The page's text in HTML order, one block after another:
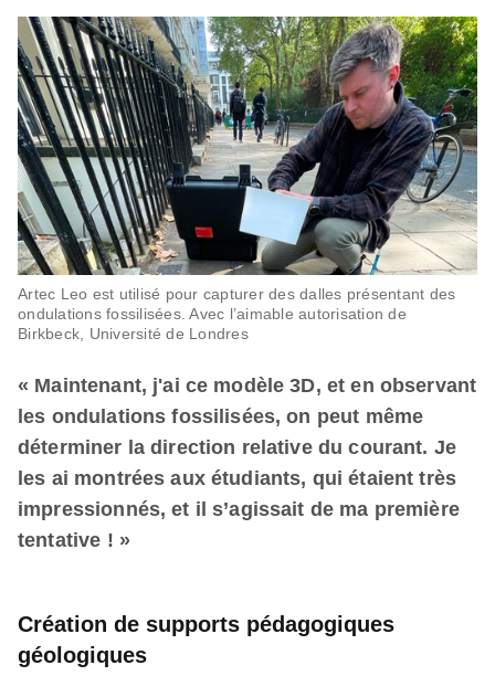
Artec Leo est utilisé pour capturer des dalles présentant des
ondulations fossilisées. Avec l’aimable autorisation de
Birkbeck, Université de Londres
« Maintenant, j'ai ce modèle 3D, et en observant
les ondulations fossilisées, on peut même
déterminer la direction relative du courant. Je
les ai montrées aux étudiants, qui étaient très
impressionnés, et il s’agissait de ma première
tentative ! »
Création de supports pédagogiques
géologiques